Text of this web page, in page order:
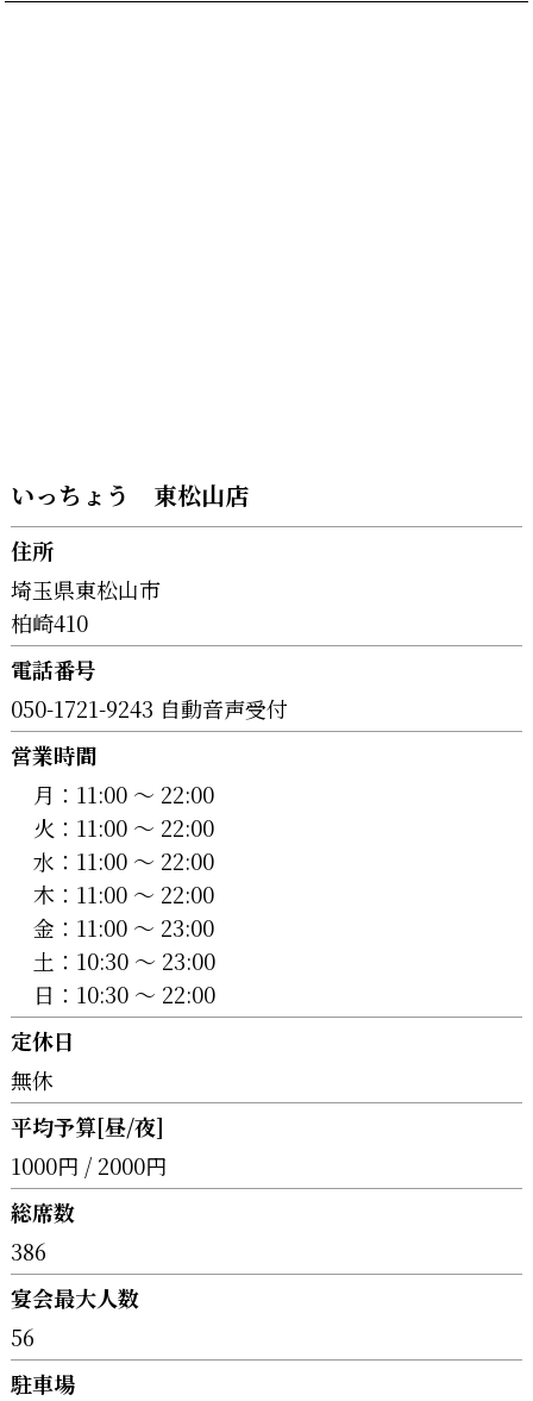
いっちょう 東松山店
住所
埼玉県東松山市
柏崎410
電話番号
050-1721-9243 自動音声受付
営業時間
月： 11:00 〜 22:00
火： 11:00 〜 22:00
水： 11:00 〜 22:00
木： 11:00 〜 22:00
金： 11:00 〜 23:00
土： 10:30 〜 23:00
日： 10:30 〜 22:00
定休日
無休
平均予算[昼/夜]
1000円 / 2000円
総席数
386
宴会最大人数
56
駐車場